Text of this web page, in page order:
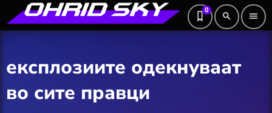
0
search menu
експлозиите одекнуваат
во сите правци